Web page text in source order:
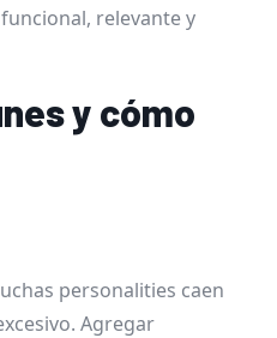
relevante y
y cómo
personalities caen
Agregar